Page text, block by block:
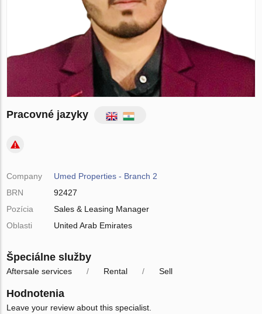
Pracovné jazyky
Company
Umed Properties - Branch 2
BRN
92427
Pozícia
Sales & Leasing Manager
Oblasti
United Arab Emirates
Špeciálne služby
Aftersale services Rental Sell
Hodnotenia
Leave your review about this specialist.